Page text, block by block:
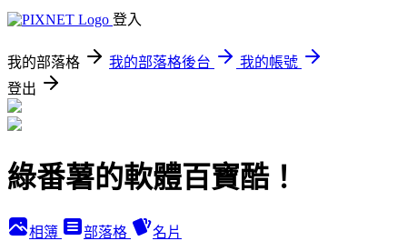
登入
我的部落格 我的部落格後台
我的帳號
登出
綠番薯的軟體百寶酷！
相簿 部落格 名片